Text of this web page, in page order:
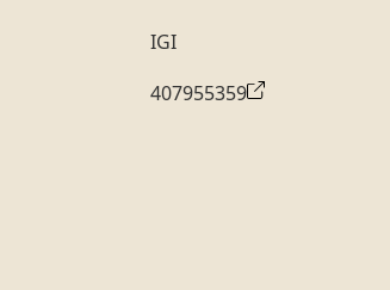
IGI
407955359